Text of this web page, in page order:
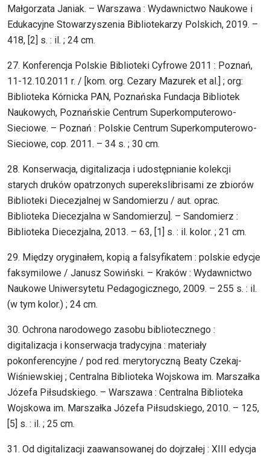
Małgorzata Janiak. – Warszawa : Wydawnictwo Naukowe i
Edukacyjne Stowarzyszenia Bibliotekarzy Polskich, 2019. –
418, [2] s. : il. ; 24 cm.
27. Konferencja Polskie Biblioteki Cyfrowe 2011 : Poznań,
11-12.10.2011 r. / [kom. org. Cezary Mazurek et al.] ; org:
Biblioteka Kórnicka PAN, Poznańska Fundacja Bibliotek
Naukowych, Poznańskie Centrum Superkomputerowo-
Sieciowe. – Poznań : Polskie Centrum Superkomputerowo-
Sieciowe, cop. 2011. – 34 s. ; 30 cm.
28. Konserwacja, digitalizacja i udostępnianie kolekcji
starych druków opatrzonych superekslibrisami ze zbiorów
Biblioteki Diecezjalnej w Sandomierzu / aut. oprac.
Biblioteka Diecezjalna w Sandomierzu]. – Sandomierz :
Biblioteka Diecezjalna, 2013. – 63, [1] s. : il. kolor. ; 21 cm.
29. Między oryginałem, kopią a falsyfikatem : polskie edycje
faksymilowe / Janusz Sowiński. – Kraków : Wydawnictwo
Naukowe Uniwersytetu Pedagogicznego, 2009. – 255 s. : il.
(w tym kolor.) ; 24 cm.
30. Ochrona narodowego zasobu bibliotecznego :
digitalizacja i konserwacja tradycyjna : materiały
pokonferencyjne / pod red. merytoryczną Beaty Czekaj-
Wiśniewskiej ; Centralna Biblioteka Wojskowa im. Marszałka
Józefa Piłsudskiego. – Warszawa : Centralna Biblioteka
Wojskowa im. Marszałka Józefa Piłsudskiego, 2010. – 125,
[5] s. : il. ; 25 cm.
31. Od digitalizacji zaawansowanej do dojrzałej : XIII edycja